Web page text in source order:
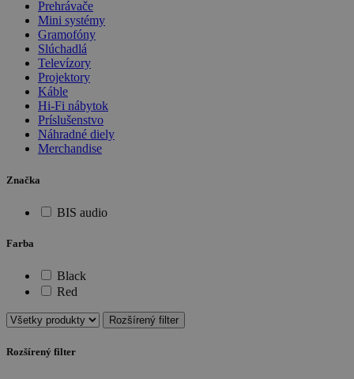
Prehrávače
Mini systémy
Gramofóny
Slúchadlá
Televízory
Projektory
Káble
Hi-Fi nábytok
Príslušenstvo
Náhradné diely
Merchandise
Značka
BIS audio
Farba
Black
Red
Rozšírený filter
Rozšírený filter